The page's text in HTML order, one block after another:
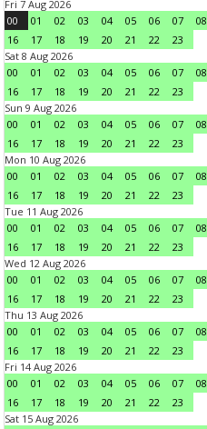
Fri 7 Aug 2026
00
01 02 03 04 05 06 07 08
16
17 18 19 20 21 22
23
Sat 8 Aug 2026
00
01 02 03 04 05 06 07 08
16
17 18 19 20 21 22
23
Sun 9 Aug 2026
00
01 02 03 04 05 06 07 08
16
17 18 19 20 21 22
23
Mon 10 Aug 2026
00
01 02 03 04 05 06 07 08
16
17 18 19 20 21 22
23
Tue 11 Aug 2026
00
01 02 03 04 05 06 07 08
16
17 18 19 20 21 22
23
Wed 12 Aug 2026
00
01 02 03 04 05 06 07 08
16
17 18 19 20 21 22
23
Thu 13 Aug 2026
00
01 02 03 04 05 06 07 08
16
17 18 19 20 21 22
23
Fri 14 Aug 2026
00
01 02 03 04 05 06 07 08
16
17 18 19 20 21 22
23
Sat 15 Aug 2026